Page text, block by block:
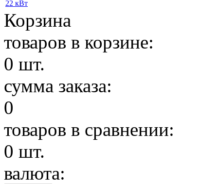
Корзина
товаров в корзине:
0 шт.
сумма заказа:
0
товаров в сравнении:
0 шт.
валюта: